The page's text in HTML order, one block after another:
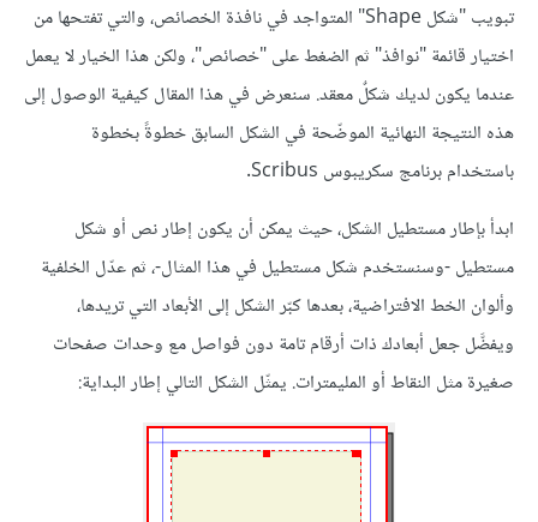
تبويب "شكل Shape" المتواجد في نافذة الخصائص، والتي تفتحها من
اختيار قائمة "نوافذ" ثم الضغط على "خصائص"، ولكن هذا الخيار لا يعمل
عندما يكون لديك شكلٌ معقد. سنعرض في هذا المقال كيفية الوصول إلى
هذه النتيجة النهائية الموضّحة في الشكل السابق خطوةً بخطوة
باستخدام برنامج سكريبوس Scribus.
ابدأ بإطار مستطيل الشكل، حيث يمكن أن يكون إطار نص أو شكل
مستطيل -وسنستخدم شكل مستطيل في هذا المثال-، ثم عدّل الخلفية
وألوان الخط الافتراضية، بعدها كبّر الشكل إلى الأبعاد التي تريدها،
ويفضَّل جعل أبعادك ذات أرقام تامة دون فواصل مع وحدات صفحات
صغيرة مثل النقاط أو المليمترات. يمثّل الشكل التالي إطار البداية: